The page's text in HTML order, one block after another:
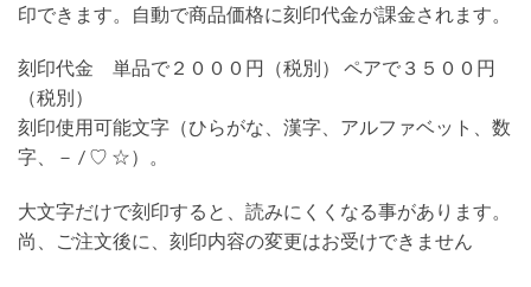
印できます。自動で商品価格に刻印代金が課金されます。
刻印代金 単品で２０００円（税別） ペアで３５００円
（税別）
刻印使用可能文字（ひらがな、漢字、アルファベット、数
字、－ / ♡ ☆）。
大文字だけで刻印すると、読みにくくなる事があります。
尚、ご注文後に、刻印内容の変更はお受けできません